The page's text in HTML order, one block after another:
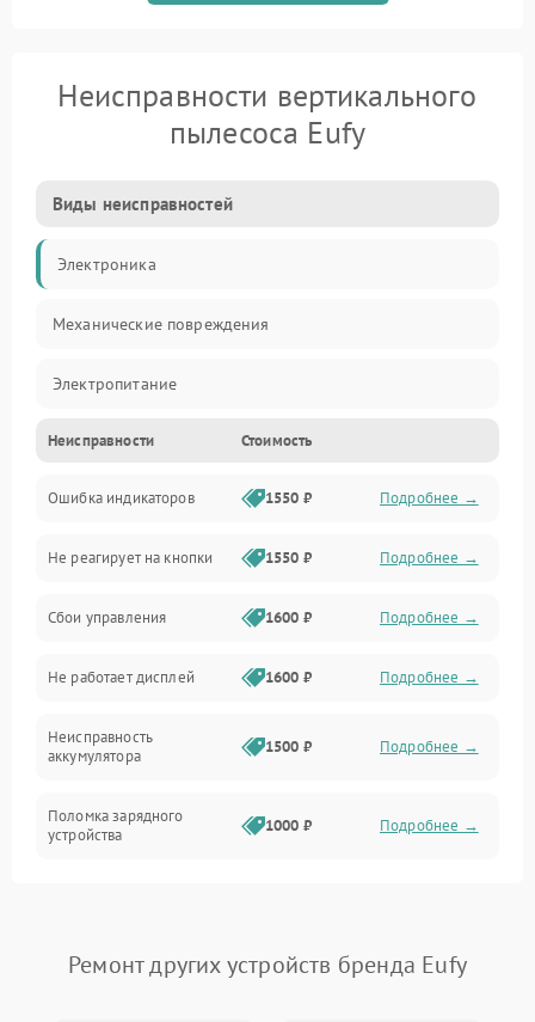
Неисправности вертикального
пылесоса Eufy
Виды неисправностей
Электроника
Механические повреждения
Электропитание
Механика
Аккумулятор
Работа системы
Всасывание
Засор
Привод
Электронные компоненты
Неисправности Стоимость
Ошибка индикаторов 1550 ₽ Подробнее →
Не реагирует на кнопки 1550 ₽ Подробнее →
Сбои управления 1600 ₽ Подробнее →
Не работает дисплей 1600 ₽ Подробнее →
Неисправность
аккумулятора
1500 ₽ Подробнее →
Поломка зарядного
устройства
1000 ₽ Подробнее →
Поломка кнопки
включения/выключения
500 ₽ Подробнее →
Ремонт других устройств бренда Eufy